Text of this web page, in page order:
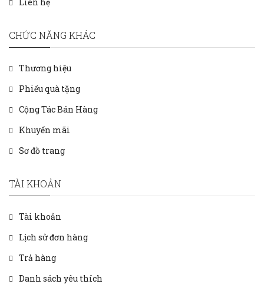
CHỨC NĂNG KHÁC
Thương hiệu
Phiếu quà tặng
Cộng Tác Bán Hàng
Khuyến mãi
Sơ đồ trang
TÀI KHOẢN
Tài khoản
Lịch sử đơn hàng
Trả hàng
Danh sách yêu thích